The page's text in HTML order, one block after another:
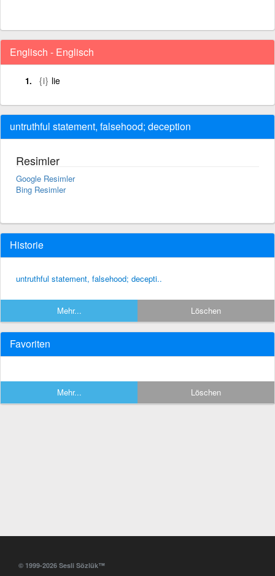
Englisch - Englisch
{i} lie
untruthful statement, falsehood; deception
Resimler
Google Resimler
Bing Resimler
Historie
untruthful statement, falsehood; decepti..
Mehr... Löschen
Favoriten
Mehr... Löschen
© 1999-2026 Sesli Sözlük™